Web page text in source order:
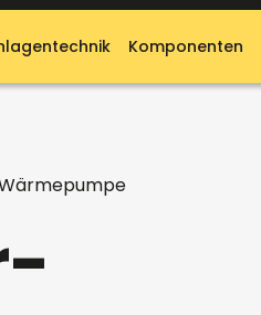
Komponenten